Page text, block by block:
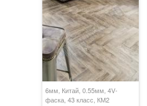
6мм, Китай, 0.55мм, 4V-
фаска, 43 класс, КМ2